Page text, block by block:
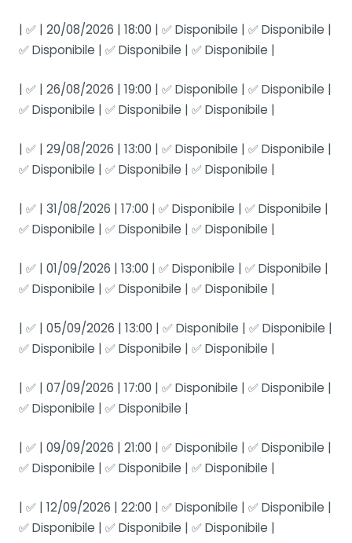
| ✅ | 20/08/2026 | 18:00 | ✅ Disponibile | ✅ Disponibile |
✅ Disponibile | ✅ Disponibile | ✅ Disponibile |
| ✅ | 26/08/2026 | 19:00 | ✅ Disponibile | ✅ Disponibile |
✅ Disponibile | ✅ Disponibile | ✅ Disponibile |
| ✅ | 29/08/2026 | 13:00 | ✅ Disponibile | ✅ Disponibile |
✅ Disponibile | ✅ Disponibile | ✅ Disponibile |
| ✅ | 31/08/2026 | 17:00 | ✅ Disponibile | ✅ Disponibile |
✅ Disponibile | ✅ Disponibile | ✅ Disponibile |
| ✅ | 01/09/2026 | 13:00 | ✅ Disponibile | ✅ Disponibile |
✅ Disponibile | ✅ Disponibile | ✅ Disponibile |
| ✅ | 05/09/2026 | 13:00 | ✅ Disponibile | ✅ Disponibile |
✅ Disponibile | ✅ Disponibile | ✅ Disponibile |
| ✅ | 07/09/2026 | 17:00 | ✅ Disponibile | ✅ Disponibile |
✅ Disponibile | ✅ Disponibile |
| ✅ | 09/09/2026 | 21:00 | ✅ Disponibile | ✅ Disponibile |
✅ Disponibile | ✅ Disponibile | ✅ Disponibile |
| ✅ | 12/09/2026 | 22:00 | ✅ Disponibile | ✅ Disponibile |
✅ Disponibile | ✅ Disponibile | ✅ Disponibile |